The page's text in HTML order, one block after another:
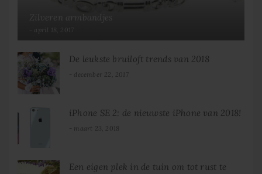
Zilveren armbandjes
april 18, 2017
De leukste bruiloft trends van 2018
december 22, 2017
iPhone SE 2: de nieuwste iPhone van 2018!
maart 23, 2018
Een eigen plek in de tuin om tot rust te